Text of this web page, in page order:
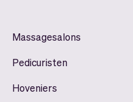
Massagesalons
Pedicuristen
Hoveniers